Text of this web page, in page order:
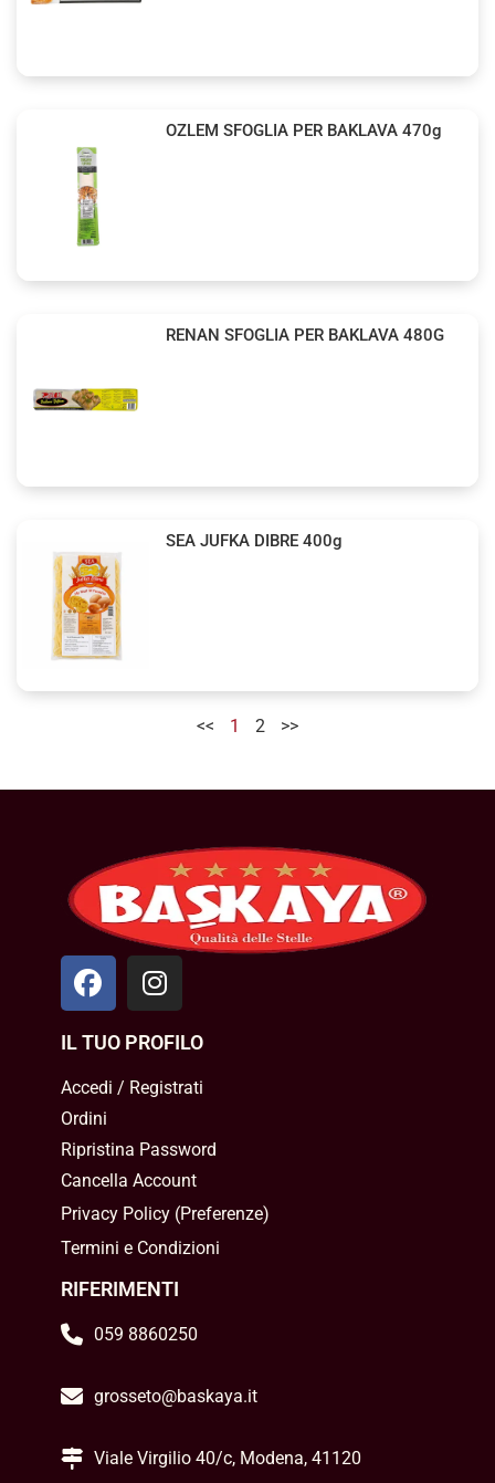
OZLEM SFOGLIA PER BAKLAVA 470g
RENAN SFOGLIA PER BAKLAVA 480G
SEA JUFKA DIBRE 400g
<< 1 2 >>
IL TUO PROFILO
Accedi / Registrati
Ordini
Ripristina Password
Cancella Account
Privacy Policy(Preferenze)
Termini e Condizioni
RIFERIMENTI
059 8860250
grosseto@baskaya.it
Viale Virgilio 40/c, Modena, 41120